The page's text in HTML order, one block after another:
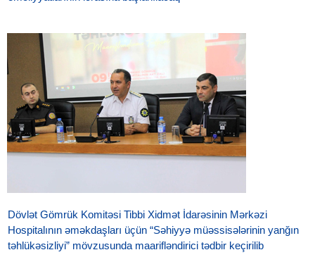
Dövlət Gömrük Komitəsi Tibbi Xidmət İdarəsinin Mərkəzi
Hospitalının əməkdaşları üçün “Səhiyyə müəssisələrinin yanğın
təhlükəsizliyi” mövzusunda maarifləndirici tədbir keçirilib